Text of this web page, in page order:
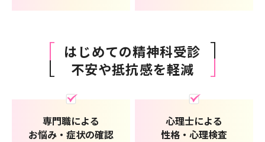
はじめての精神科受診
不安や抵抗感を軽減
専門職による
お悩み・症状の確認
心理士による
性格・心理検査